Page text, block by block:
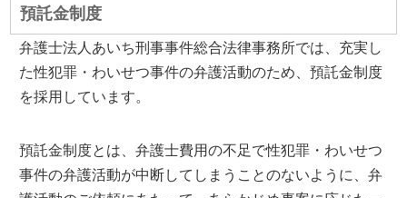
預託金制度
弁護士法人あいち刑事事件総合法律事務所では、充実し
た性犯罪・わいせつ事件の弁護活動のため、預託金制度
を採用しています。
預託金制度とは、弁護士費用の不足で性犯罪・わいせつ
事件の弁護活動が中断してしまうことのないように、弁